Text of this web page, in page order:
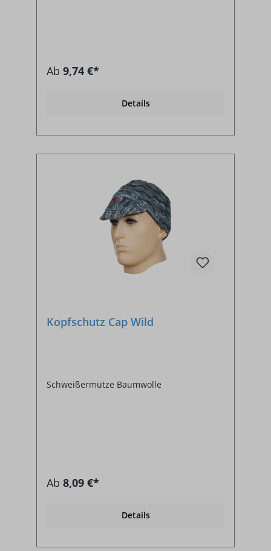
Ab 9,74 €*
Details
Kopfschutz Cap Wild
Schweißermütze Baumwolle
Ab 8,09 €*
Details